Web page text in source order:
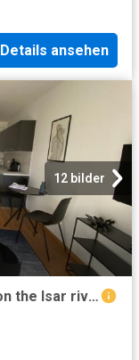
Details ansehen
12 bilder
modern design apartment directly on the Isar river